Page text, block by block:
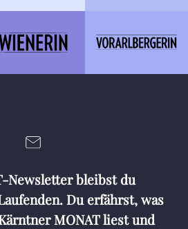
Newsletter bleibst du
Du erfährst, was
MONAT liest und